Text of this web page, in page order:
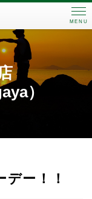
MENU
）
ー！！